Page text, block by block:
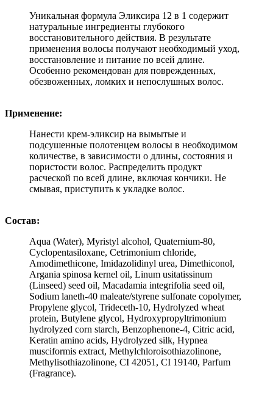
Уникальная формула Эликсира 12 в 1 содержит
натуральные ингредиенты глубокого
восстановительного действия. В результате
применения волосы получают необходимый уход,
восстановление и питание по всей длине.
Особенно рекомендован для поврежденных,
обезвоженных, ломких и непослушных волос.
Применение:
Нанести крем-эликсир на вымытые и
подсушенные полотенцем волосы в необходимом
количестве, в зависимости о длины, состояния и
пористости волос. Распределить продукт
расческой по всей длине, включая кончики. Не
смывая, приступить к укладке волос.
Состав:
Aqua (Water), Myristyl alcohol, Quaternium-80,
Cyclopentasiloxane, Cetrimonium chloride,
Amodimethicone, Imidazolidinyl urea, Dimethiconol,
Argania spinosa kernel oil, Linum usitatissinum
(Linseed) seed oil, Macadamia integrifolia seed oil,
Sodium laneth-40 maleate/styrene sulfonate copolymer,
Propylene glycol, Trideceth-10, Hydrolyzed wheat
protein, Butylene glycol, Hydroxypropyltrimonium
hydrolyzed corn starch, Benzophenone-4, Citric acid,
Keratin amino acids, Hydrolyzed silk, Hypnea
musciformis extract, Methylchloroisothiazolinone,
Methylisothiazolinone, CI 42051, CI 19140, Parfum
(Fragrance).